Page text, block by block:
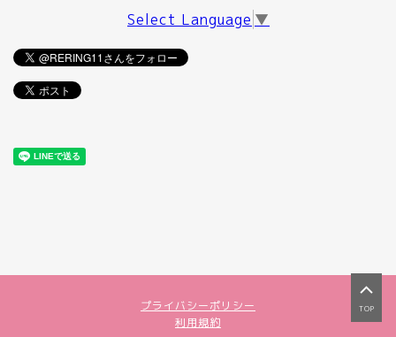
Select Language ▼
プライバシーポリシー
利用規約
TOP